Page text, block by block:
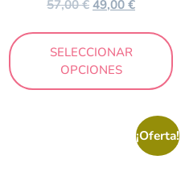
57,00€49,00€
SELECCIONAR
OPCIONES
¡Oferta!